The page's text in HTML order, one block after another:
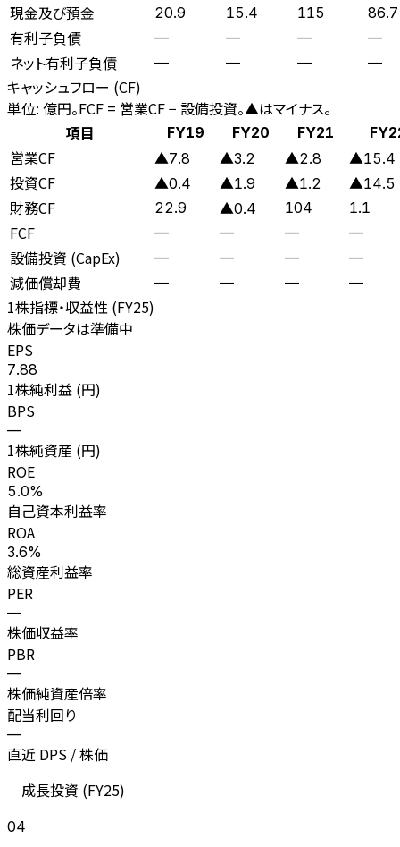
現金及び預金 20.9 15.4 115 86.7
有利子負債 — — — —
ネット有利子負債 — — — —
キャッシュフロー (CF)
単位: 億円。FCF = 営業CF − 設備投資。▲はマイナス。
項目
FY19 FY20 FY21
営業CF ▲7.8 ▲3.2 ▲2.8 ▲15.4
投資CF ▲0.4 ▲1.9 ▲1.2 ▲14.5
財務CF 22.9 ▲0.4 104 1.1
FCF — — — —
設備投資 (CapEx) — — — —
減価償却費 — — — —
1株指標・収益性 (FY25)
株価データは準備中
EPS
7.88
1株純利益 (円)
BPS
—
1株純資産 (円)
ROE
5.0%
自己資本利益率
ROA
3.6%
総資産利益率
PER
—
株価収益率
PBR
—
株価純資産倍率
配当利回り
—
直近 DPS / 株価
成長投資 (FY25)
04